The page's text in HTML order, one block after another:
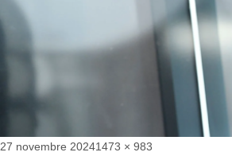
Publié
27 novembre 2024Taille
1473 × 983